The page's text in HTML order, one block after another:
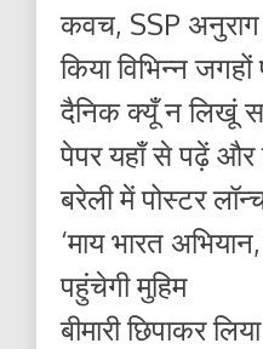
कवच, SSP अनुराग
किया विभिन्न जगहों
दैनिक क्यूँ न लिखूं
पेपर यहाँ से पढ़ें
बरेली में पोस्टर
‘माय भारत
पहुंचेगी मुहिम
बीमारी छिपाकर